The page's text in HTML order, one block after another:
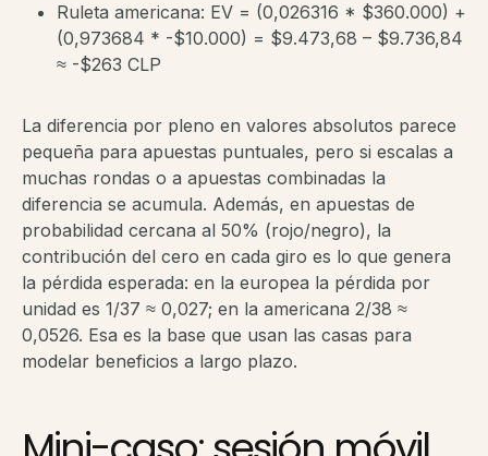
Ruleta americana: EV = (0,026316 * $360.000) +
(0,973684 * -$10.000) = $9.473,68 – $9.736,84
≈ -$263 CLP
La diferencia por pleno en valores absolutos parece
pequeña para apuestas puntuales, pero si escalas a
muchas rondas o a apuestas combinadas la
diferencia se acumula. Además, en apuestas de
probabilidad cercana al 50% (rojo/negro), la
contribución del cero en cada giro es lo que genera
la pérdida esperada: en la europea la pérdida por
unidad es 1/37 ≈ 0,027; en la americana 2/38 ≈
0,0526. Esa es la base que usan las casas para
modelar beneficios a largo plazo.